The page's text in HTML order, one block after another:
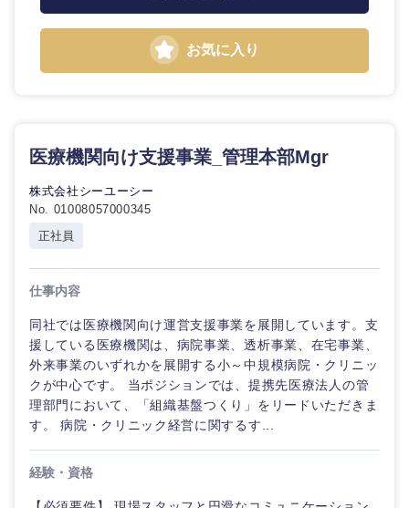
お気に入り
医療機関向け支援事業_管理本部Mgr
株式会社シーユーシー
No. 01008057000345
正社員
仕事内容
同社では医療機関向け運営支援事業を展開しています。支
援している医療機関は、病院事業、透析事業、在宅事業、
外来事業のいずれかを展開する小～中規模病院・クリニッ
クが中心です。 当ポジションでは、提携先医療法人の管
理部門において、「組織基盤つくり」をリードいただきま
す。 病院・クリニック経営に関するす...
経験・資格